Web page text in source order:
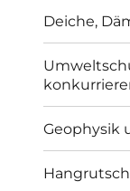
Deiche,
Geophysik